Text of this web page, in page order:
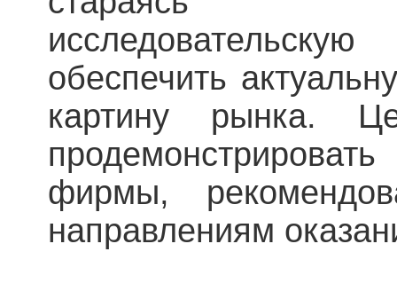
обеспечить
картину рынка.
фирмы,
направлениям